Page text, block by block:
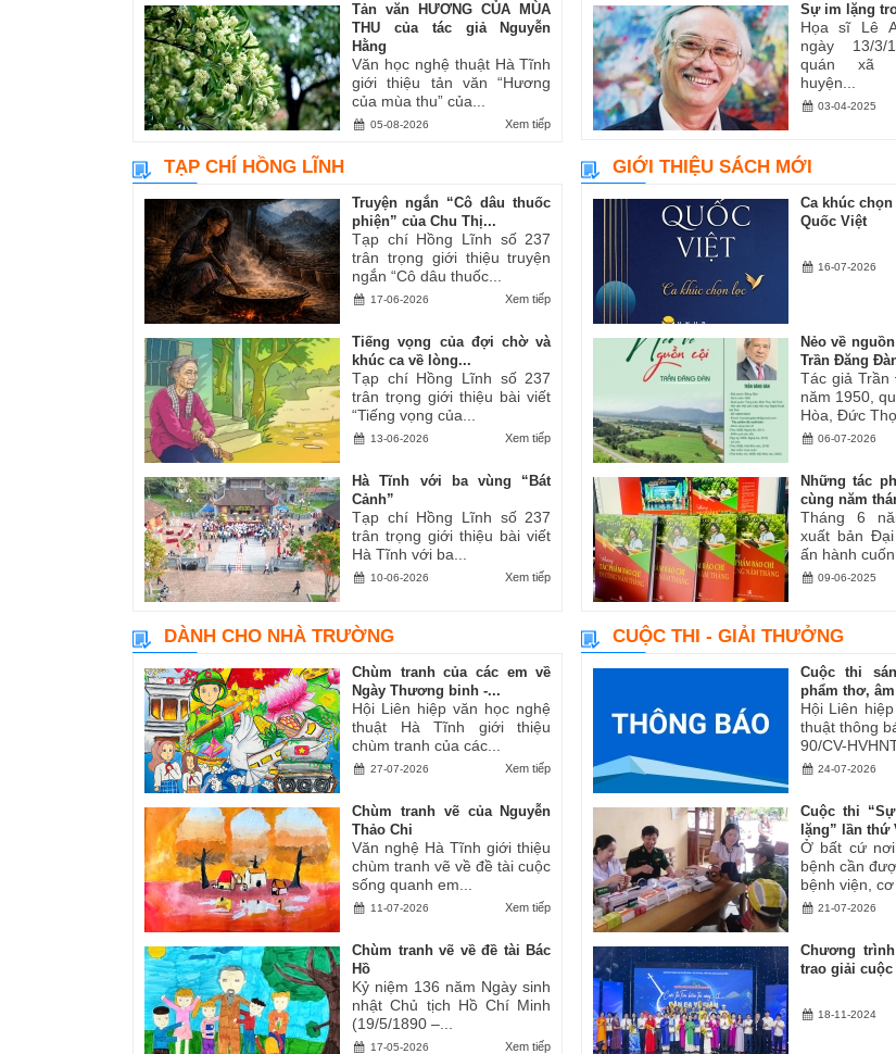
Tản văn HƯƠNG CỦA MÙA
THU của tác giả Nguyễn
Hằng
Văn học nghệ thuật Hà Tĩnh
giới thiệu tản văn “Hương
của mùa thu” của...
Xem tiếp
05-08-2026
Sự im lặng
Họa sĩ Lê
ngày 13/3/
quán xã
huyện...
03-04-2025
TẠP CHÍ HỒNG LĨNH
Truyện ngắn “Cô dâu thuốc
phiện” của Chu Thị...
Tạp chí Hồng Lĩnh số 237
trân trọng giới thiệu truyện
ngắn “Cô dâu thuốc...
Xem tiếp
17-06-2026
Tiếng vọng của đợi chờ và
khúc ca về lòng...
Tạp chí Hồng Lĩnh số 237
trân trọng giới thiệu bài viết
“Tiếng vọng của...
Xem tiếp
13-06-2026
Hà Tĩnh với ba vùng “Bát
Cảnh”
Tạp chí Hồng Lĩnh số 237
trân trọng giới thiệu bài viết
Hà Tĩnh với ba...
Xem tiếp
10-06-2026
GIỚI THIỆU SÁCH MỚI
Ca khúc
Quốc Việt
16-07-2026
Nẻo về
Trần Đăng
Tác giả
năm 1950,
Hòa, Đức
06-07-2026
Những tác
cùng năm
Tháng 6
xuất bản
ấn hành
09-06-2025
DÀNH CHO NHÀ TRƯỜNG
Chùm tranh của các em về
Ngày Thương binh -...
Hội Liên hiệp văn học nghệ
thuật Hà Tĩnh giới thiệu
chùm tranh của các...
Xem tiếp
27-07-2026
Chùm tranh vẽ của Nguyễn
Thảo Chi
Văn nghệ Hà Tĩnh giới thiệu
chùm tranh vẽ về đề tài cuộc
sống quanh em...
Xem tiếp
11-07-2026
Chùm tranh vẽ về đề tài Bác
Hồ
Kỷ niệm 136 năm Ngày sinh
nhật Chủ tịch Hồ Chí Minh
(19/5/1890 –...
Xem tiếp
17-05-2026
CUỘC THI - GIẢI THƯỞNG
Cuộc thi
phẩm thơ,
Hội Liên
thuật thông
90/CV-
24-07-2026
Cuộc thi
lặng” lần thứ
Ở bất cứ
bệnh cần
bệnh viện,
21-07-2026
Chương
trao giải cuộc
18-11-2024